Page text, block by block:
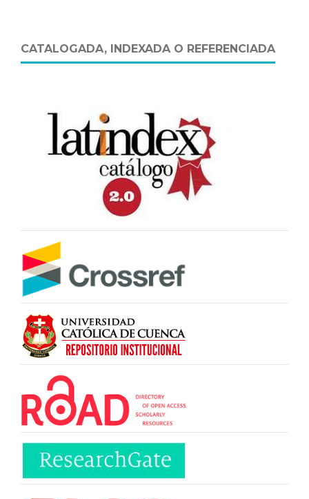
CATALOGADA, INDEXADA O REFERENCIADA